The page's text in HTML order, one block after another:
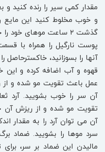
مقدار کمی سیر را رنده کنید
و خوب مخلوط کنید این مایع
گذشت ۲ ساعت موهای خود را خوب بشویید .
پوست نارگیل را همراه با
آنها را بسوزانید، خاکسترحاصل
قهوه و آب اضافه کرده و این
عمل باعث تقویت مو شده و
آن سر را خوب بشویید. آرد
تقویت مو شده و از ریزش آن
آن می توان آرد را به مقدار
سرد موها را بشویید. ضماد
مالیدن این ضماد بر سر،